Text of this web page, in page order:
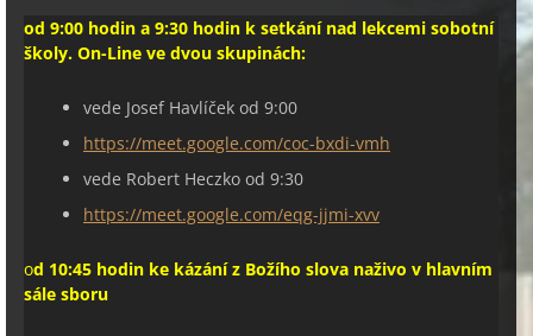
od 9:00 hodin a 9:30 hodin k setkání nad lekcemi sobotní
školy. On-Line ve dvou skupinách:
vede Josef Havlíček od 9:00
https://meet.google.com/coc-bxdi-vmh
vede Robert Heczko od 9:30
https://meet.google.com/eqg-jjmi-xvv
od 10:45 hodin ke kázání z Božího slova naživo v hlavním
sále sboru